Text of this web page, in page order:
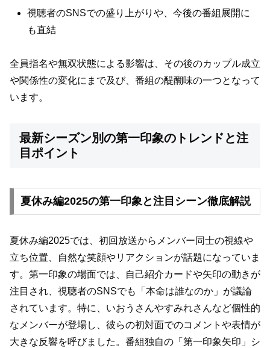
視聴者のSNSでの盛り上がりや、今後の番組展開に
も直結
全員指名や無双状態による影響は、その後のカップル成立
や関係性の変化にまで及び、番組の醍醐味の一つとなって
います。
最新シーズン別の第一印象のトレンドと注
目ポイント
夏休み編2025の第一印象と注目シーン徹底解説
夏休み編2025では、初回放送からメンバー同士の視線や
立ち位置、自然な笑顔やリアクションが話題になっていま
す。第一印象の場面では、自己紹介カードや矢印の動きが
注目され、視聴者のSNSでも「本命は誰なのか」が議論
されています。特に、いおうさんやすみれさんなど個性的
なメンバーが登場し、彼らの初対面でのコメントや表情が
大きな反響を呼びました。番組独自の「第一印象矢印」シ